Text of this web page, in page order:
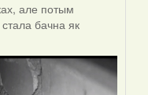
але потым
бачна як